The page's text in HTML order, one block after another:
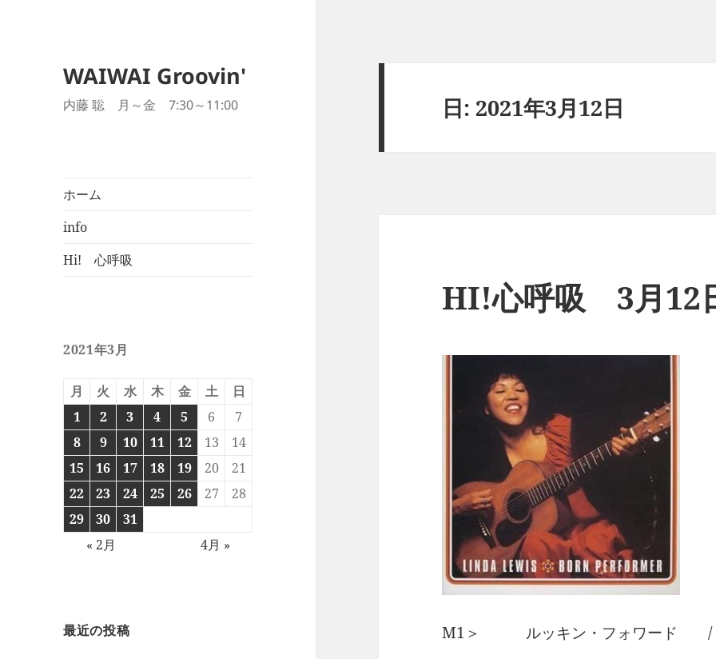
WAIWAI Groovin'
内藤 聡 月～金 7:30～11:00
ホーム
info
Hi! 心呼吸
2021年3月
月 火 水 木 金 土
日
1
2 3 4 5 6
7
8
9 10 11 12 13
14
15
16 17 18 19 20
21
22
23 24 25 26 27
28
29
30
31
« 2月
4月 »
最近の投稿
日: 2021年3月12日
HI!心呼吸 3月12
M1＞ ルッキン・フォワード /